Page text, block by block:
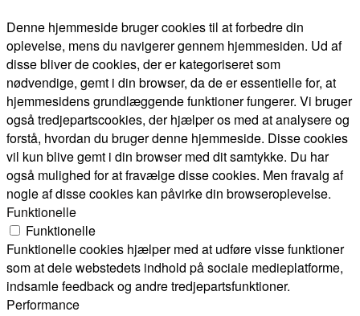
Denne hjemmeside bruger cookies til at forbedre din
oplevelse, mens du navigerer gennem hjemmesiden. Ud af
disse bliver de cookies, der er kategoriseret som
nødvendige, gemt i din browser, da de er essentielle for, at
hjemmesidens grundlæggende funktioner fungerer. Vi bruger
også tredjepartscookies, der hjælper os med at analysere og
forstå, hvordan du bruger denne hjemmeside. Disse cookies
vil kun blive gemt i din browser med dit samtykke. Du har
også mulighed for at fravælge disse cookies. Men fravalg af
nogle af disse cookies kan påvirke din browseroplevelse.
Funktionelle
Funktionelle
Funktionelle cookies hjælper med at udføre visse funktioner
som at dele webstedets indhold på sociale medieplatforme,
indsamle feedback og andre tredjepartsfunktioner.
Performance